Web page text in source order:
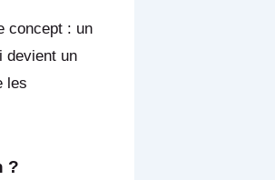
concept : un
devient un
les
?